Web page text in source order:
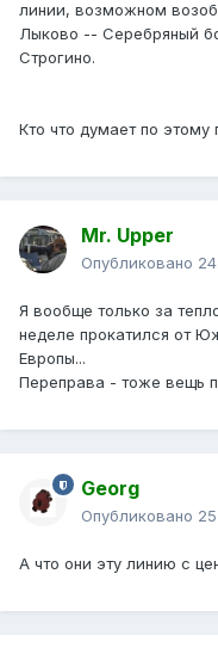
линии, возможном
Лыково -- Серебряный
Строгино.
Кто что думает по этому
Mr. Upper
Опубликовано
Я вообще только за
неделе прокатился от
Европы...
Переправа - тоже вещь
Georg
Опубликовано
А что они эту линию с